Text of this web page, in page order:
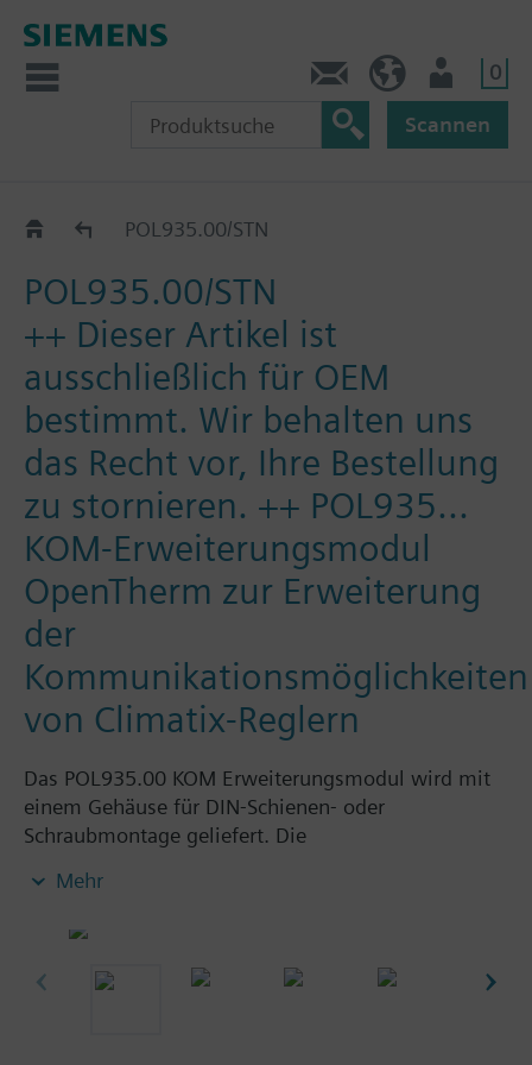
0
Scannen
Erweiterungsmodule
POL935.00/STN
POL935.00/STN
++ Dieser Artikel ist
ausschließlich für OEM
bestimmt. Wir behalten uns
das Recht vor, Ihre Bestellung
zu stornieren. ++ POL935...
KOM-Erweiterungsmodul
OpenTherm zur Erweiterung
der
Kommunikationsmöglichkeiten
von Climatix-Reglern
Das POL935.00 KOM Erweiterungsmodul wird mit
einem Gehäuse für DIN-Schienen- oder
Schraubmontage geliefert. Die
Erweiterungsmoduls ist ein OpenTherm-Manager
Anwendungsfälle sind Kaskaden mit OpenTherm-
Mehr